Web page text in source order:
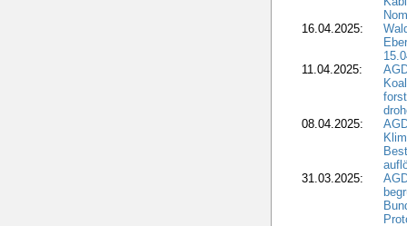
16.04.2025:
11.04.2025:
08.04.2025:
31.03.2025: